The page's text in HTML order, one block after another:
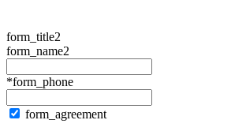
form_title2
form_name2
*form_phone
form_agreement